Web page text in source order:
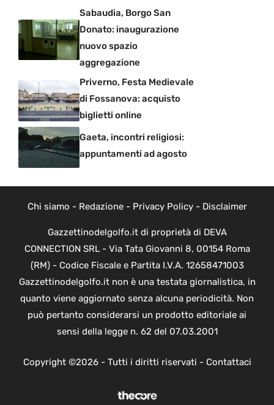
Sabaudia, Borgo San
Donato: inaugurazione
nuovo spazio
aggregazione
Priverno, Festa Medievale
di Fossanova: acquisto
biglietti online
Gaeta, incontri religiosi:
appuntamenti ad agosto
Chi siamo - Redazione- Privacy Policy- Disclaimer
Gazzettinodelgolfo.it di proprietà di DEVA
CONNECTION SRL - Via Tata Giovanni 8, 00154 Roma
(RM) - Codice Fiscale e Partita I.V.A. 12658471003
Gazzettinodelgolfo.it non è una testata giornalistica, in
quanto viene aggiornato senza alcuna periodicità. Non
può pertanto considerarsi un prodotto editoriale ai
sensi della legge n. 62 del 07.03.2001
Copyright ©2026 - Tutti i diritti riservati - Contattaci